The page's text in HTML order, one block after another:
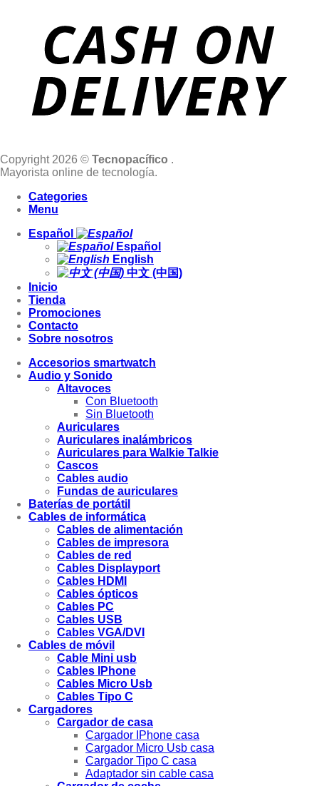
Copyright 2026 © Tecnopacífico .
Mayorista online de tecnología.
Categories
Menu
Español
Español
English
中文 (中国)
Inicio
Tienda
Promociones
Contacto
Sobre nosotros
Accesorios smartwatch
Audio y Sonido
Altavoces
Con Bluetooth
Sin Bluetooth
Auriculares
Auriculares inalámbricos
Auriculares para Walkie Talkie
Cascos
Cables audio
Fundas de auriculares
Baterías de portátil
Cables de informática
Cables de alimentación
Cables de impresora
Cables de red
Cables Displayport
Cables HDMI
Cables ópticos
Cables PC
Cables USB
Cables VGA/DVI
Cables de móvil
Cable Mini usb
Cables IPhone
Cables Micro Usb
Cables Tipo C
Cargadores
Cargador de casa
Cargador IPhone casa
Cargador Micro Usb casa
Cargador Tipo C casa
Adaptador sin cable casa